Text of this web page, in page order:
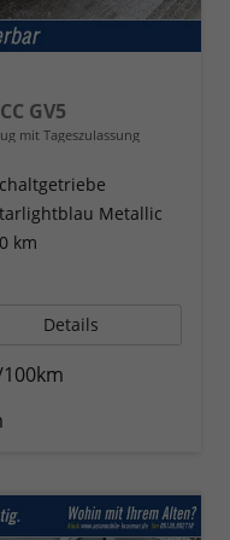
GV5
mit Tageszulassung
Metallic
km
Details